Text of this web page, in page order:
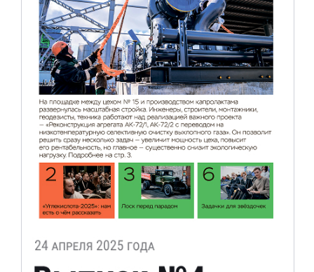
© 2007-2026 АО ГК «Азот»
Торговая политика Историческая справка
За большую химию